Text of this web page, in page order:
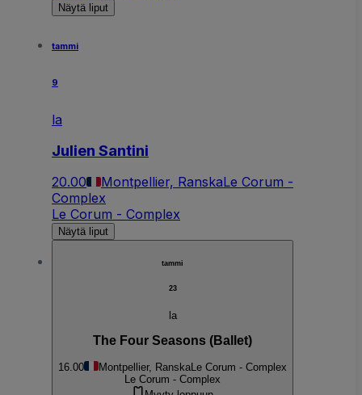
Näytä liput
tammi
9
la
Julien Santini
20.00 Montpellier, RanskaLe Corum -
Complex
Le Corum - Complex
Näytä liput
tammi
23
la
The Four Seasons (Ballet)
16.00 Montpellier, Ranska Le Corum - Complex
Le Corum - Complex